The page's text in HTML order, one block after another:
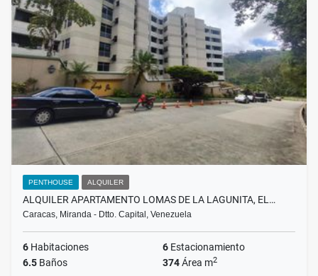
PENTHOUSE ALQUILER
ALQUILER APARTAMENTO LOMAS DE LA LAGUNITA, EL…
Caracas, Miranda - Dtto. Capital, Venezuela
6 Habitaciones 6 Estacionamiento
6.5 Baños 374Área m2